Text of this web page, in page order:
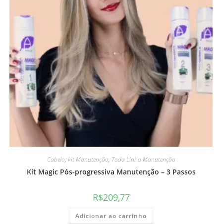
Cabelo, kit Manutenção, Toda Linha Manutenção
Kit Magic Pós-progressiva Manutenção – 3 Passos
R$209,77
Adicionar ao carrinho